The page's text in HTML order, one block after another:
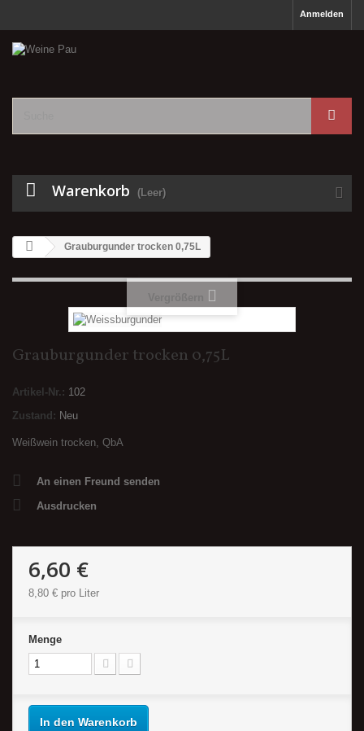
Anmelden
Warenkorb (Leer)
Grauburgunder trocken 0,75L
Grauburgunder trocken 0,75L
Artikel-Nr.: 102
Zustand: Neu
Weißwein trocken, QbA
An einen Freund senden
Ausdrucken
6,60 €
8,80 € pro Liter
Menge
In den Warenkorb